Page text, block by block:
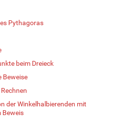
Pythagoras
beim Dreieck
Beweise
der Winkelhalbierenden mit
Beweis